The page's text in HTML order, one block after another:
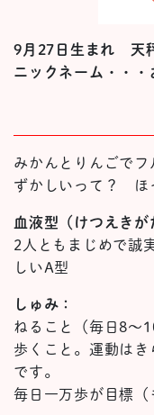
9月27日生まれ 天
ニックネーム・・・
みかんとりんごで
ずかしいって？ ほ
血液型（けつえきが
2人ともまじめで誠
しいA型
しゅみ：
ねること（毎日8～
歩くこと。運動は
です。
毎日一万歩が目標（